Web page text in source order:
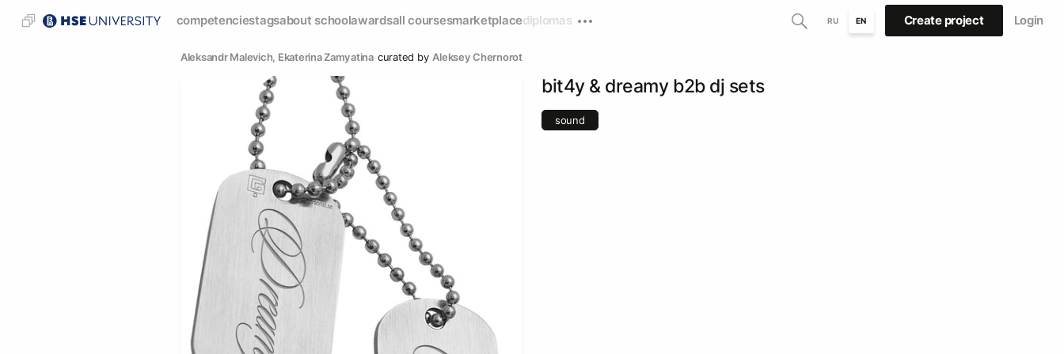
competenciestagsabout schoolawardsall coursesmarketplacediplomas RU EN Create project Login
Aleksandr Malevich, Ekaterina Zamyatina curated by Aleksey Chernorot
bit4y & dreamy b2b dj sets
sound